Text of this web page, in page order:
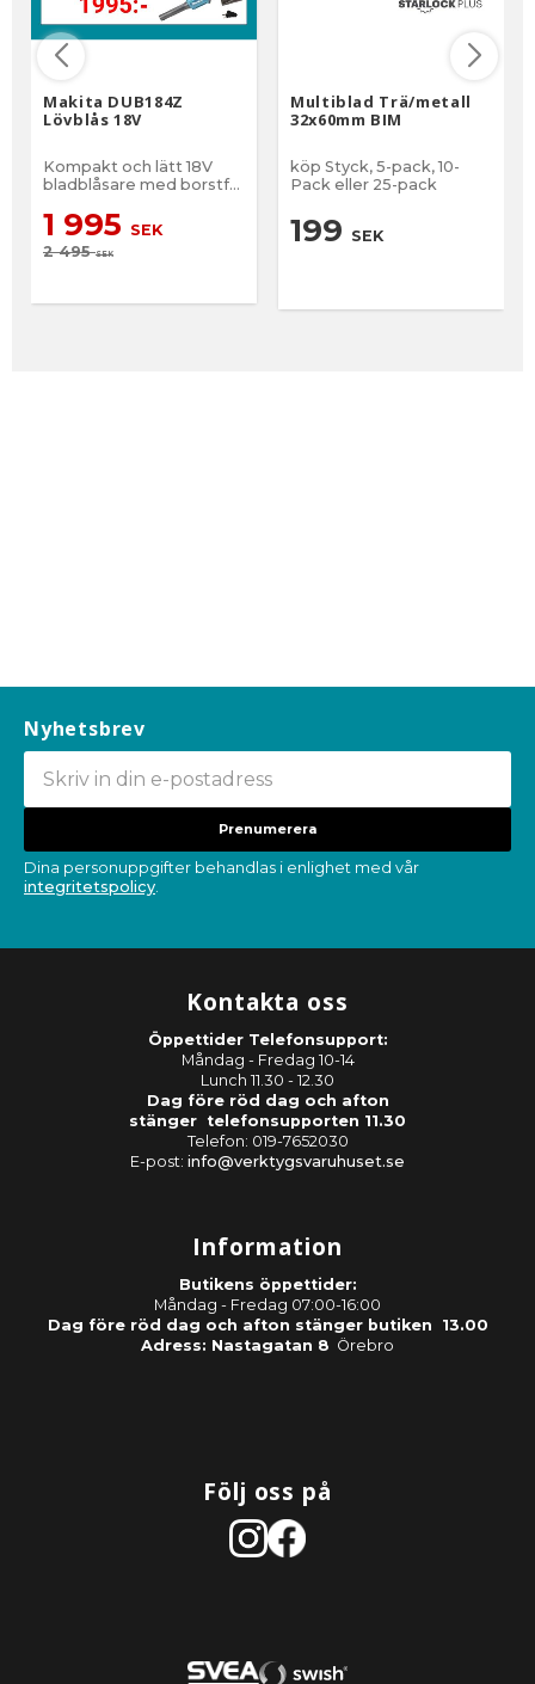
Makita DUB184Z
Lövblås 18V
Kompakt och lätt 18V
bladblåsare med borstfri
hastighetsjustering​.
1 995 SEK
2 495SEK
Multiblad Trä/metall
32x60mm BIM
köp Styck, 5-pack, 10-
Pack eller 25-pack
199 SEK
Nyhetsbrev
Prenumerera
Dina personuppgifter behandlas i enlighet med vår
integritetspolicy.
Kontakta oss
Öppettider Telefonsupport:
Måndag - Fredag 10-14
Lunch 11.30 - 12.30
Dag före röd dag och afton
stänger telefonsupporten 11.30
Telefon: 019-7652030
E-post: info@verktygsvaruhuset.se
Information
Butikens öppettider:
Måndag - Fredag 07:00-16:00
Dag före röd dag och afton stänger butiken 13.00
Adress: Nastagatan 8 Örebro
Följ oss på